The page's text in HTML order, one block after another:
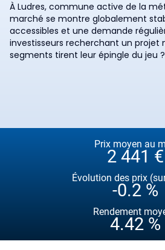
À Ludres, commune active de la
marché se montre globalement
accessibles et une demande
investisseurs recherchant un projet
segments tirent leur épingle du jeu ?
Prix moyen au
2 441 €
Évolution des prix
-0.2 %
Rendement
4.42 %